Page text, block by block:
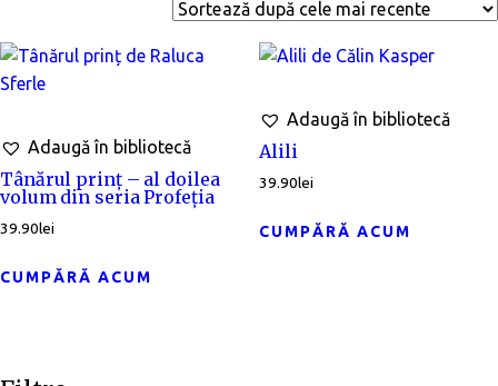
Adaugă în bibliotecă
Tânărul prinț – al doilea
volum din seria Profeția
39.90lei
CUMPĂRĂ ACUM
Adaugă în bibliotecă
Alili
39.90lei
CUMPĂRĂ ACUM